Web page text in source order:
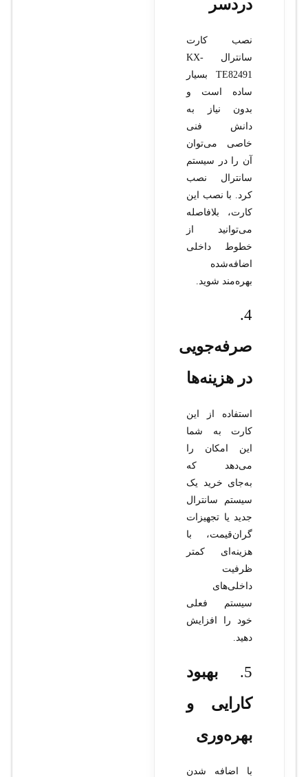
دردسر
نصب کارت
سانترال KX-
TE82491 بسیار
ساده است و
بدون نیاز به
دانش فنی
خاصی می‌توان
آن را در سیستم
سانترال نصب
کرد. با نصب این
کارت، بلافاصله
می‌توانید از
خطوط داخلی
اضافه‌شده
بهره‌مند شوید.
4.
صرفه‌جویی
در هزینه‌ها
استفاده از این
کارت به شما
این امکان را
می‌دهد که
به‌جای خرید یک
سیستم سانترال
جدید یا تجهیزات
گران‌قیمت، با
هزینه‌ای کمتر
ظرفیت
داخلی‌های
سیستم فعلی
خود را افزایش
دهید.
5.
بهبود
کارایی و
بهره‌وری
با اضافه شدن